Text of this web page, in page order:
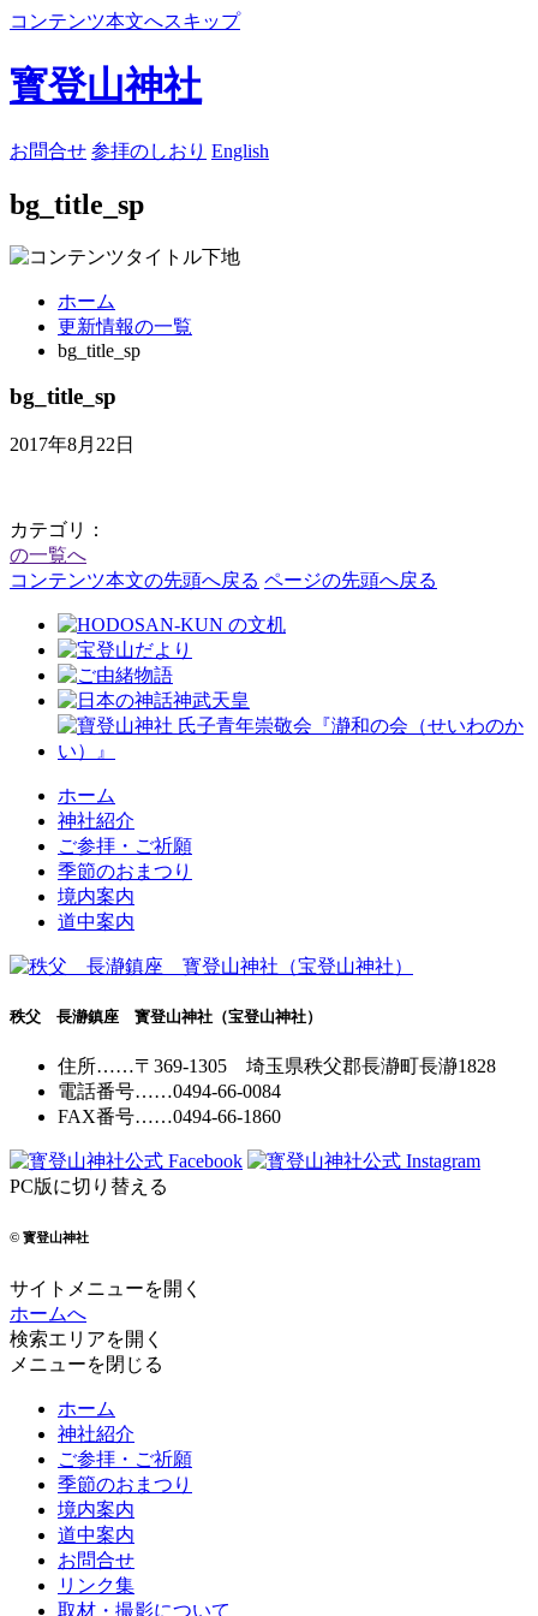
コンテンツ本文へスキップ
寳登山神社
お問合せ 参拝のしおり English
bg_title_sp
ホーム
更新情報の一覧
bg_title_sp
bg_title_sp
2017年8月22日
カテゴリ：
の一覧へ
コンテンツ本文の先頭へ戻る ページの先頭へ戻る
ホーム
神社紹介
ご参拝・ご祈願
季節のおまつり
境内案内
道中案内
秩父 長瀞鎮座 寳登山神社（宝登山神社）
住所……〒369-1305 埼玉県秩父郡長瀞町長瀞1828
電話番号……0494-66-0084
FAX番号……0494-66-1860
PC版に切り替える
© 寳登山神社
サイトメニューを開く
ホームへ
検索エリアを開く
メニューを閉じる
ホーム
神社紹介
ご参拝・ご祈願
季節のおまつり
境内案内
道中案内
お問合せ
リンク集
取材・撮影について